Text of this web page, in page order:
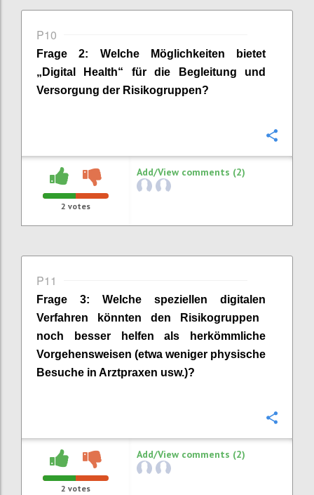
P10
Frage 2: Welche Möglichkeiten bietet
„Digital Health“ für die Begleitung und
Versorgung der Risikogruppen?
2 votes
Add/View comments (2)
P11
Frage 3: Welche speziellen digital en
Verfahren könnten den Risikogruppen
noch besser helfen als herkömmliche
Vorgehensweisen (etwa weniger physische
Besuche in Arztpraxen usw.)?
2 votes
Add/View comments (2)